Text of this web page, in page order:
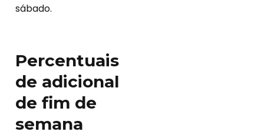
sábado.
Percentuais
de adicional
de fim de
semana